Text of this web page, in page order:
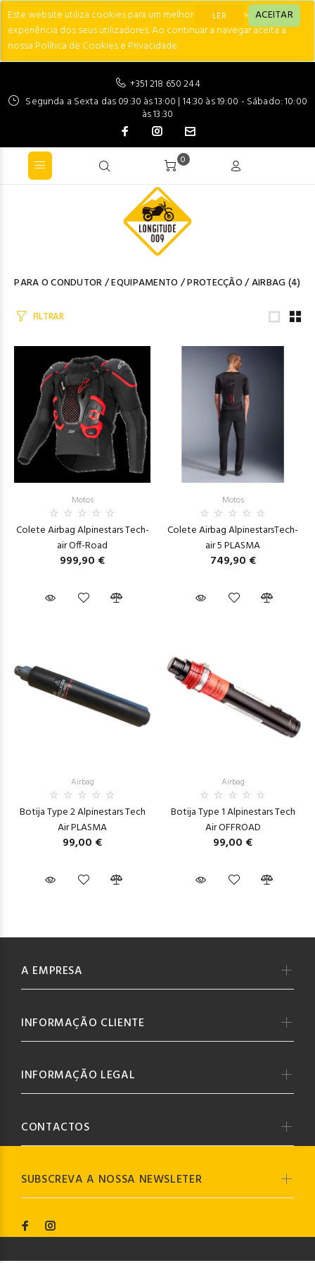
Este website utiliza cookies para um melhor desempenho e
experiência dos seus utilizadores. Ao continuar a navegar aceita a
nossa Política de Cookies e Privacidade.
LER ACEITAR
+351 218 650 244
Segunda a Sexta das 09:30 às 13:00 | 14:30 às 19:00 - Sábado: 10:00
às 13:30
0
PARA O CONDUTOR/EQUIPAMENTO /PROTECÇÃO/AIRBAG(4)
FILTRAR
Motos
Colete Airbag Alpinestars Tech-
air Off-Road
999,90 €
Motos
Colete Airbag AlpinestarsTech-
air 5 PLASMA
749,90 €
Airbag
Botija Type 2 Alpinestars Tech
Air PLASMA
99,00 €
Airbag
Botija Type 1 Alpinestars Tech
Air OFFROAD
99,00 €
SUBSCREVA A NOSSA NEWSLETER
A EMPRESA
INFORMAÇÃO CLIENTE
INFORMAÇÃO LEGAL
CONTACTOS